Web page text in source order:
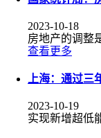
2023-10-18
房地产的调整
查看更多
上海：通过
2023-10-19
实现新增超低